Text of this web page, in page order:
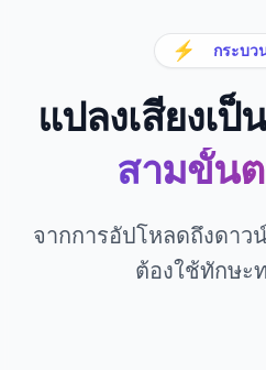
⚡ กระบว
แปลงเสียงเ
สามขั้น
จากการอัปโหลดถึงดาว
ต้องใช้ทักษะ